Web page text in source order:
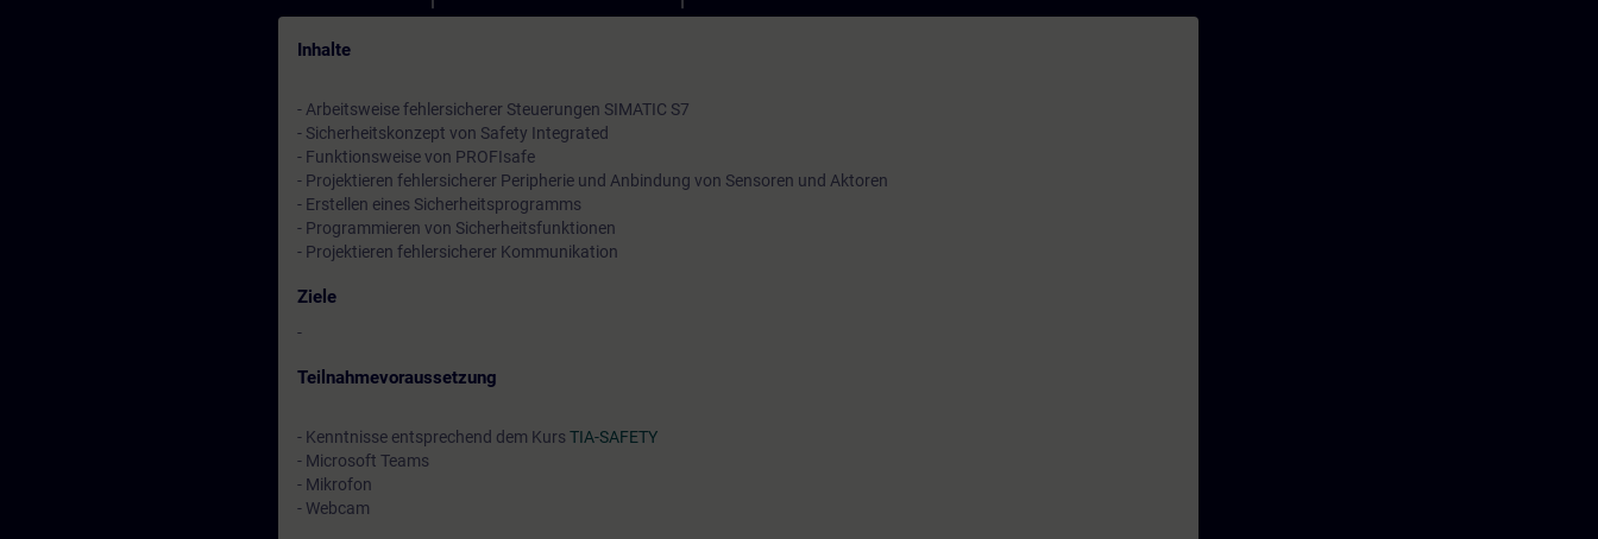
Inhalte
- Arbeitsweise fehlersicherer Steuerungen SIMATIC S7
- Sicherheitskonzept von Safety Integrated
- Funktionsweise von PROFIsafe
- Projektieren fehlersicherer Peripherie und Anbindung von Sensoren und Aktoren
- Erstellen eines Sicherheitsprogramms
- Programmieren von Sicherheitsfunktionen
- Projektieren fehlersicherer Kommunikation
Ziele
-
Teilnahmevoraussetzung
- Kenntnisse entsprechend dem Kurs TIA-SAFETY
- Microsoft Teams
- Mikrofon
- Webcam